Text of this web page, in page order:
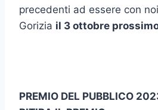
precedenti ad essere con
Gorizia il 3 ottobre
PREMIO DEL PUBBLICO